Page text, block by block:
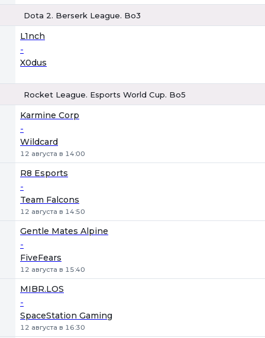
Dota 2. Berserk League. Bo3
L1nch
-
X0dus
Rocket League. Esports World Cup. Bo5
Karmine Corp
-
Wildcard
12 августа в 14:00
R8 Esports
-
Team Falcons
12 августа в 14:50
Gentle Mates Alpine
-
FiveFears
12 августа в 15:40
MIBR.LOS
-
SpaceStation Gaming
12 августа в 16:30